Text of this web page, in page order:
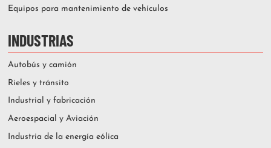
Equipos para mantenimiento de vehículos
INDUSTRIAS
Autobús y camión
Rieles y tránsito
Industrial y fabricación
Aeroespacial y Aviación
Industria de la energía eólica